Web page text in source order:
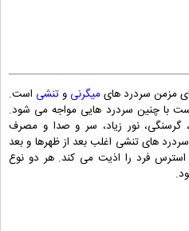
مزمن سردرد هایمیگرنی و تنشی است.
با چنین سردرد هایی مواجه می شود.
گرسنگی، نور زیاد، سر و صدا و مصرف
های تنشی اغلب بعد از ظهرها و بعد
فرد را اذیت می کند. هر دو نوع